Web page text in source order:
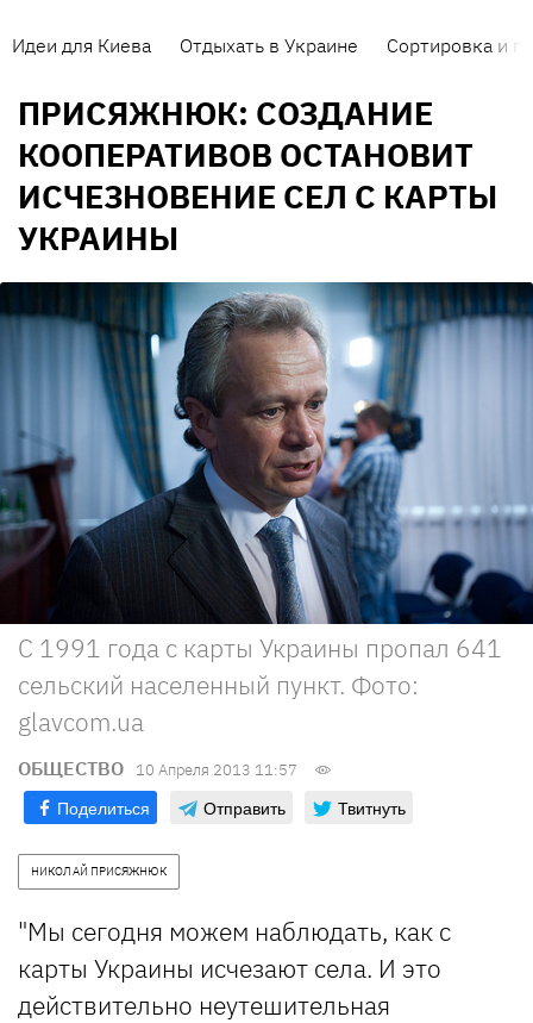
Идеи для Киева Отдыхать в Украине Сортировка и
ПРИСЯЖНЮК: СОЗДАНИЕ
КООПЕРАТИВОВ ОСТАНОВИТ
ИСЧЕЗНОВЕНИЕ СЕЛ С КАРТЫ
УКРАИНЫ
С 1991 года с карты Украины пропал 641
сельский населенный пункт. Фото:
glavcom.ua
ОБЩЕСТВО 10 Апреля 2013 11:57
Поделиться Отправить Твитнуть
НИКОЛАЙ ПРИСЯЖНЮК
"Мы сегодня можем наблюдать, как с
карты Украины исчезают села. И это
действительно неутешительная